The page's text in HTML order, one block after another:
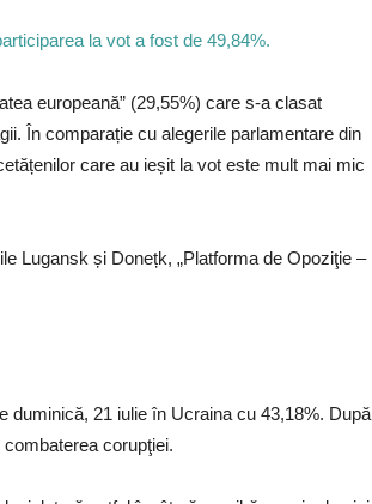
la vot a fost de 49,84%.
europeană” (29,55%) care s-a clasat
În comparație cu alegerile parlamentare din
care au ieșit la vot este mult mai mic
Lugansk și Donețk, „Platforma de Opoziţie –
duminică, 21 iulie în Ucraina cu 43,18%. După
corupţiei.